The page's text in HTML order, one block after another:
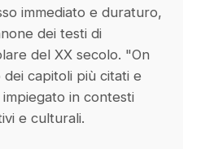
immediato e duraturo,
dei testi di
del XX secolo. "On
capitoli più citati e
in contesti
e culturali.